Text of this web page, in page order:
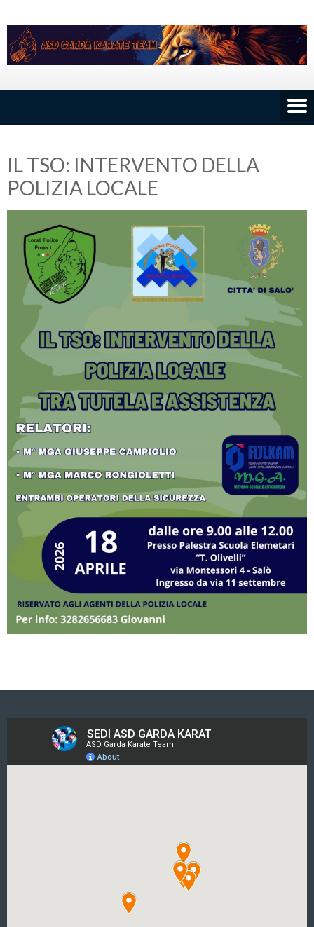
to
content
IL TSO: INTERVENTO DELLA
POLIZIA LOCALE